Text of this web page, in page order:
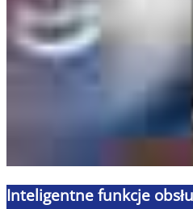
Inteligentne funkcje